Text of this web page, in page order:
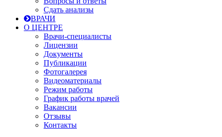
Сдать анализы
ВРАЧИ
О ЦЕНТРЕ
Врачи-специалисты
Лицензии
Документы
Публикации
Фотогалерея
Видеоматериалы
Режим работы
График работы врачей
Вакансии
Отзывы
Контакты